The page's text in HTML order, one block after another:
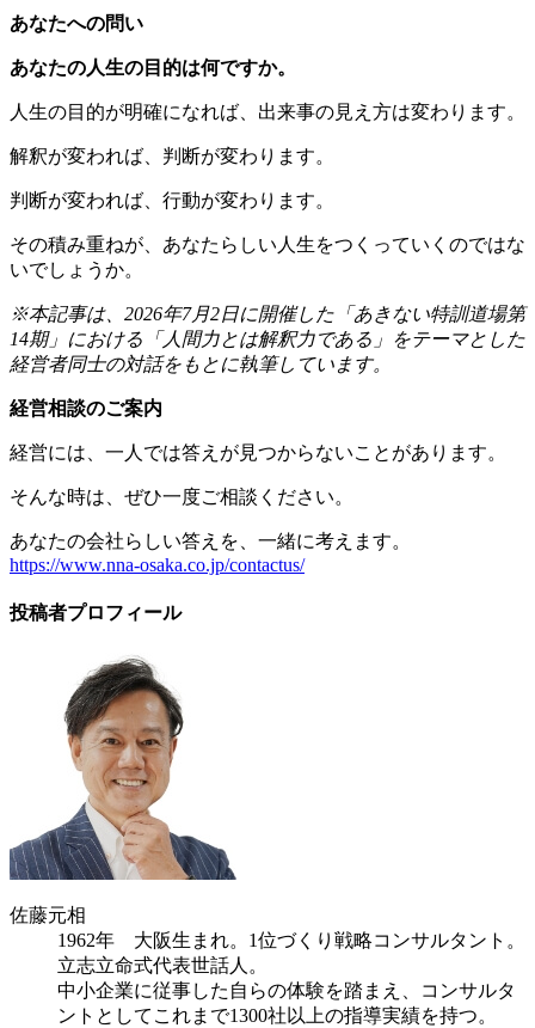
あなたへの問い
あなたの人生の目的は何ですか。
人生の目的が明確になれば、出来事の見え方は変わります。
解釈が変われば、判断が変わります。
判断が変われば、行動が変わります。
その積み重ねが、あなたらしい人生をつくっていくのではな
いでしょうか。
※本記事は、2026年7月2日に開催した「あきない特訓道場第
14期」における「人間力とは解釈力である」をテーマとした
経営者同士の対話をもとに執筆しています。
経営相談のご案内
経営には、一人では答えが見つからないことがあります。
そんな時は、ぜひ一度ご相談ください。
あなたの会社らしい答えを、一緒に考えます。
https://www.nna-osaka.co.jp/contactus/
投稿者プロフィール
佐藤元相
1962年 大阪生まれ。1位づくり戦略コンサルタント。
立志立命式代表世話人。
中小企業に従事した自らの体験を踏まえ、コンサルタ
ントとしてこれまで1300社以上の指導実績を持つ。